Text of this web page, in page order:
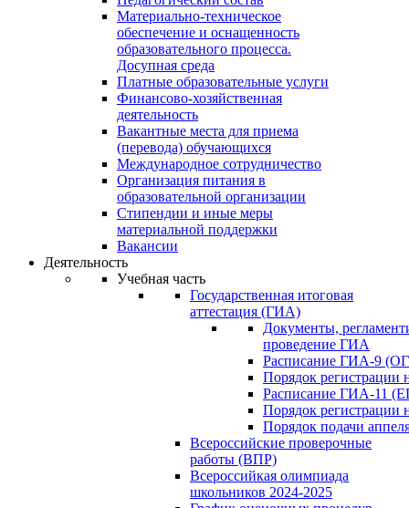
Материально-техническое
обеспечение и оснащенность
образовательного процесса.
Досупная среда
Платные образовательные услуги
Финансово-хозяйственная
деятельность
Вакантные места для приема
(перевода) обучающихся
Международное сотрудничество
Организация питания в
образовательной организации
Стипендии и иные меры
материальной поддержки
Вакансии
Деятельность
Учебная часть
Государственная итоговая
аттестация (ГИА)
Документы,
проведение ГИА
Расписание ГИА-9
Порядок регистрации
Расписание ГИА-11
Порядок регистрации
Порядок подачи
Всероссийские проверочные
работы (ВПР)
Всероссийкая олимпиада
школьников 2024-2025